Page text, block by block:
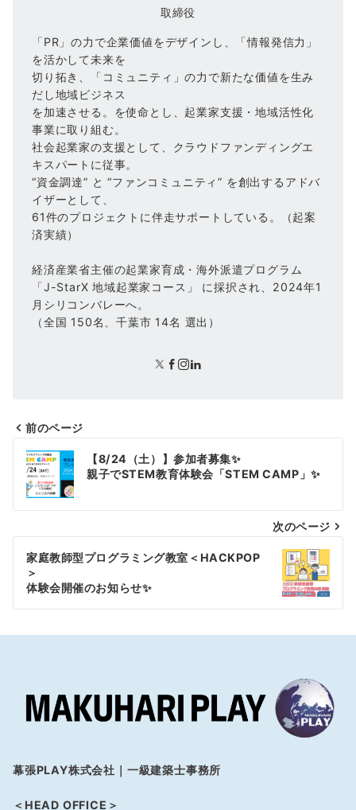
取締役
「PR」の力で企業価値をデザインし、「情報発信力」
を活かして未来を
切り拓き、「コミュニティ」の力で新たな価値を生み
だし地域ビジネス
を加速させる。を使命とし、起業家支援・地域活性化
事業に取り組む。
社会起業家の支援として、クラウドファンディングエ
キスパートに従事。
“資金調達” と “ファンコミュニティ” を創出するアドバ
イザーとして、
61件のプロジェクトに伴走サポートしている。（起案
済実績）
経済産業省主催の起業家育成・海外派遣プログラム
「J-StarX 地域起業家コース」 に採択され、2024年1
月シリコンバレーへ。
（全国 150名、千葉市 14名 選出）
投
稿
ナ
ビ
ゲ
ー
シ
ョ
前のページ
【8/24（土）】参加者募集✨
親子でSTEM教育体験会「STEM CAMP」✨
次のページ
家庭教師型プログラミング教室＜HACKPOP
＞
体験会開催のお知らせ✨
幕張PLAY株式会社｜一級建築士事務所
＜HEAD OFFICE＞